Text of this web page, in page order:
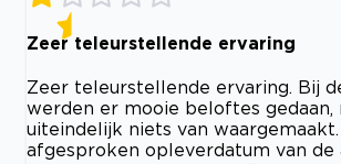
Zeer teleurstellende ervaring
Zeer teleurstellende ervaring. Bij
werden er mooie beloftes gedaan,
uiteindelijk niets van
afgesproken opleverdatum van de